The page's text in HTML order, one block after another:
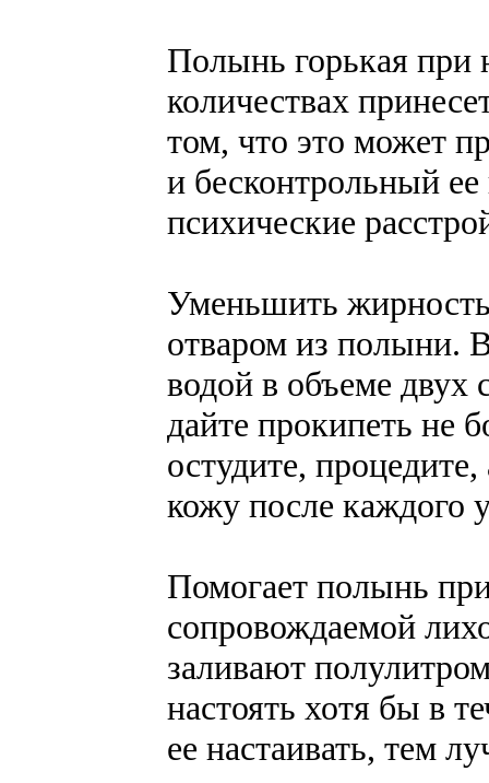
Полынь горькая при
количествах
том, что это может
и бесконтрольный
психические
Уменьшить
отваром из полыни.
водой в объеме двух
дайте прокипеть не
остудите,
кожу после каждого
Помогает полынь
сопровождаемой
заливают
настоять хотя бы в
ее настаивать, тем